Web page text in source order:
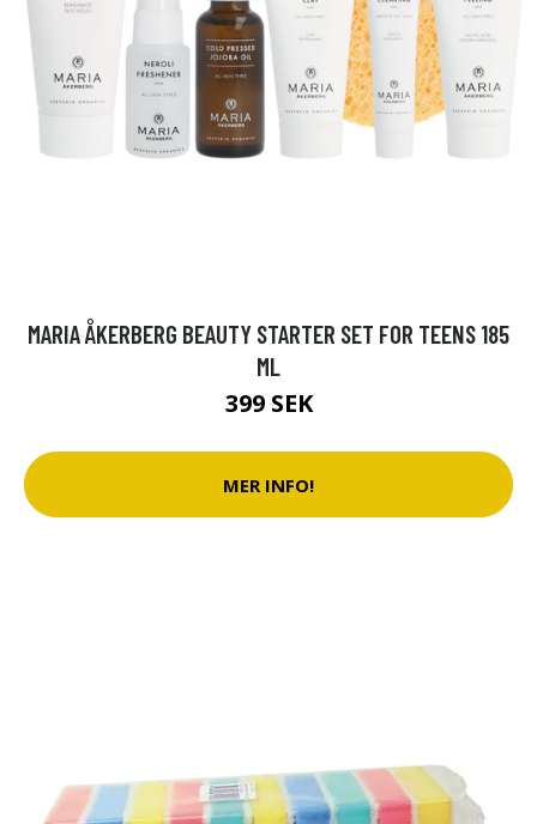
MARIA ÅKERBERG BEAUTY STARTER SET FOR TEENS 185
ML
399 SEK
MER INFO!